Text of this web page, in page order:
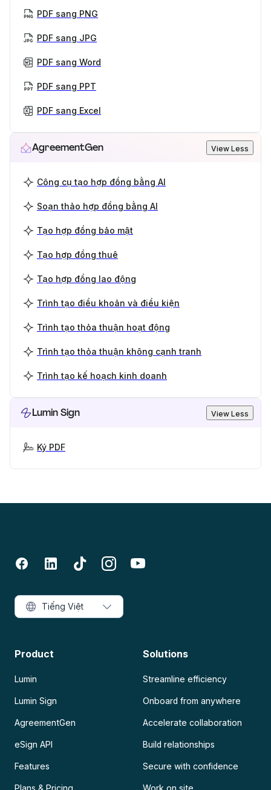
PDF sang PNG
PDF sang JPG
PDF sang Word
PDF sang PPT
PDF sang Excel
AgreementGen View Less
Công cụ tạo hợp đồng bằng AI
Soạn thảo hợp đồng bằng AI
Tạo hợp đồng bảo mật
Tạo hợp đồng thuê
Tạo hợp đồng lao động
Trình tạo điều khoản và điều kiện
Trình tạo thỏa thuận hoạt động
Trình tạo thỏa thuận không cạnh tranh
Trình tạo kế hoạch kinh doanh
Lumin Sign View Less
Ký PDF
Product
Lumin
Lumin Sign
AgreementGen
eSign API
Features
Plans & Pricing
Solutions
Streamline efficiency
Onboard from anywhere
Accelerate collaboration
Build relationships
Secure with confidence
Work on site
Tiếng Việt